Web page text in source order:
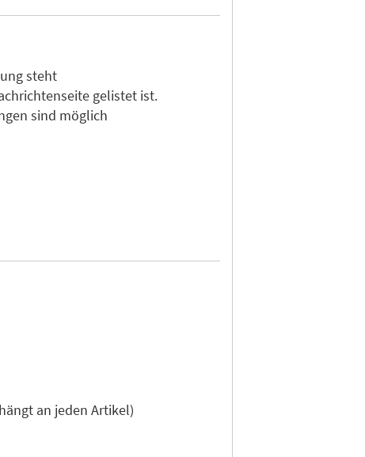
steht
gelistet ist.
sind möglich
an jeden Artikel)